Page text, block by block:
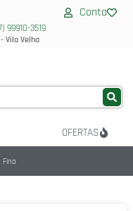
99910-3519
Vila Velha
Conta
OFERTAS
Fina